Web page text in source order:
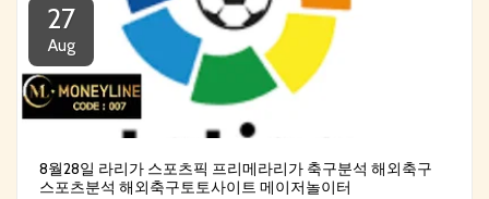
27
Aug
8월28일 라리가 스포츠픽 프리메라리가 축구분석 해외축구
스포츠분석 해외축구토토사이트 메이저놀이터